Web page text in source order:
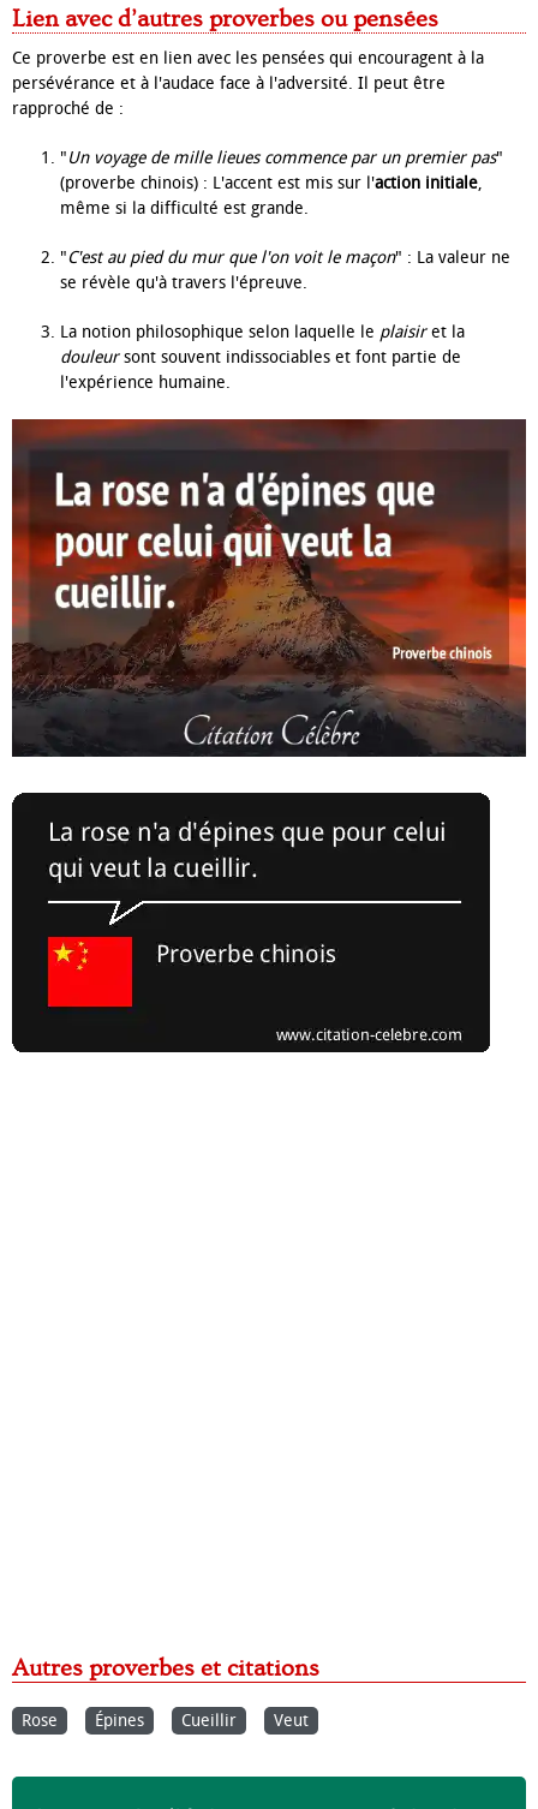
Lien avec d’autres proverbes ou pensées
Ce proverbe est en lien avec les pensées qui encouragent à la
persévérance et à l'audace face à l'adversité. Il peut être
rapproché de :
"Un voyage de mille lieues commence par un premier pas"
(proverbe chinois) : L'accent est mis sur l'action initiale,
même si la difficulté est grande.
"C'est au pied du mur que l'on voit le maçon" : La valeur ne
se révèle qu'à travers l'épreuve.
La notion philosophique selon laquelle le plaisiret la
douleursont souvent indissociables et font partie de
l'expérience humaine.
Autres proverbes et citations
Rose Épines Cueillir Veut